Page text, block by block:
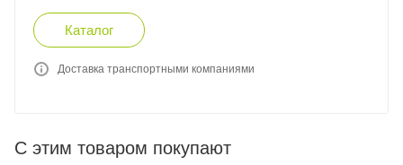
Каталог
Доставка транспортными компаниями
С этим товаром покупают